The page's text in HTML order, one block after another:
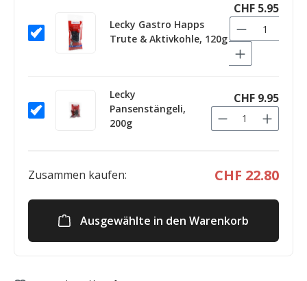
Lecky Gastro Happs
Trute & Aktivkohle, 120g
CHF 5.95
Lecky
Pansenstängeli,
200g
CHF 9.95
Zusammen kaufen: CHF 22.80
Ausgewählte in den Warenkorb